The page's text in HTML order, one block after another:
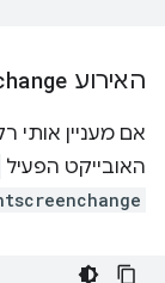
האירוע
אם מעניין אותי
האובייקט הפעיל